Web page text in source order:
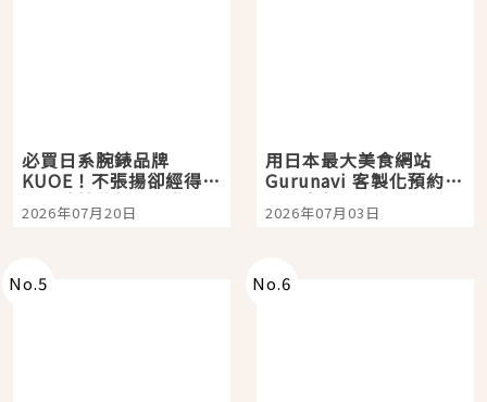
必買日系腕錶品牌
KUOE！不張揚卻經得起
時間洗鍊的經典之作五
選
2026年07月20日
用日本最大美食網站
Gurunavi 客製化預約九
大都市餐廳，打造專屬
美食體驗！
2026年07月03日
No.5 No.6